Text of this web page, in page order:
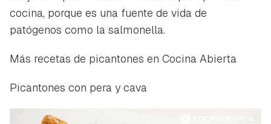
cocina, porque es una fuente de vida de
patógenos como la salmonella.
Más recetas de picantones en Cocina Abierta
Picantones con pera y cava